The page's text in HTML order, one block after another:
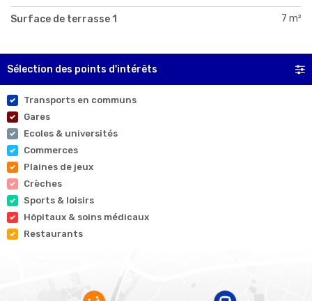
Surface de terrasse 1 7 m²
Sélection des points d'intérêts
Transports en communs
Gares
Ecoles & universités
Commerces
Plaines de jeux
Crèches
Sports & loisirs
Hôpitaux & soins médicaux
Restaurants